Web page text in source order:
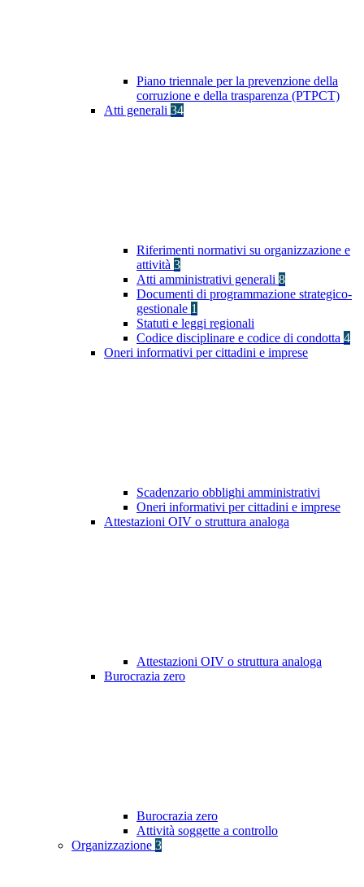
Piano triennale per la prevenzione della
corruzione e della trasparenza (PTPCT)
Atti generali 34
Riferimenti normativi su organizzazione e
attività 3
Atti amministrativi generali 8
Documenti di programmazione strategico-
gestionale 1
Statuti e leggi regionali
Codice disciplinare e codice di condotta 4
Oneri informativi per cittadini e imprese
Scadenzario obblighi amministrativi
Oneri informativi per cittadini e imprese
Attestazioni OIV o struttura analoga
Attestazioni OIV o struttura analoga
Burocrazia zero
Burocrazia zero
Attività soggette a controllo
Organizzazione 3